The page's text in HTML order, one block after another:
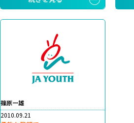
篠原一雄
2010.09.21